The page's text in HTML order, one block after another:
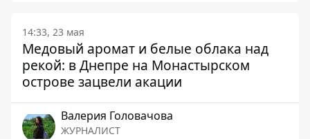
14:33, 23 мая
Медовый аромат и белые облака над
рекой: в Днепре на Монастырском
острове зацвели акации
Валерия Головачова
ЖУРНАЛИСТ